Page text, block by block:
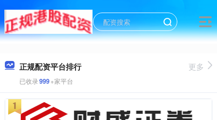
正规配资平台排行
已收录999+家平台
更多